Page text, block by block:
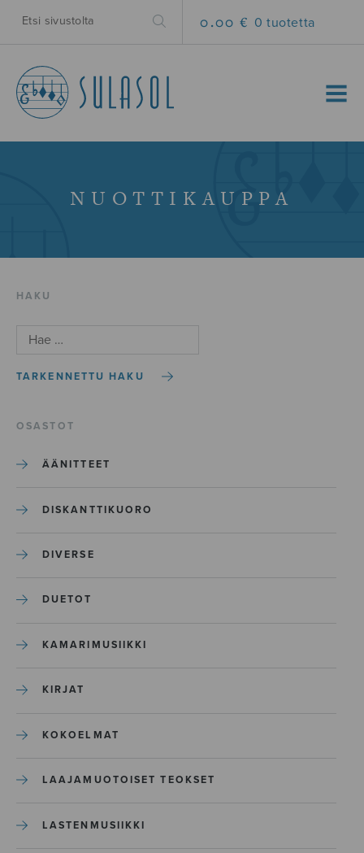
0.00 € 0 tuotetta
MENU
NUOTTIKAUPPA
HAKU
TARKENNETTU HAKU
OSASTOT
ÄÄNITTEET
DISKANTTIKUORO
DIVERSE
DUETOT
KAMARIMUSIIKKI
KIRJAT
KOKOELMAT
LAAJAMUOTOISET TEOKSET
LASTENMUSIIKKI